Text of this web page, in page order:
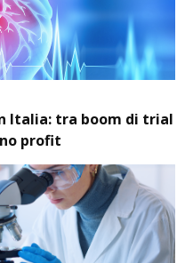
Italia: tra boom di trial
profit